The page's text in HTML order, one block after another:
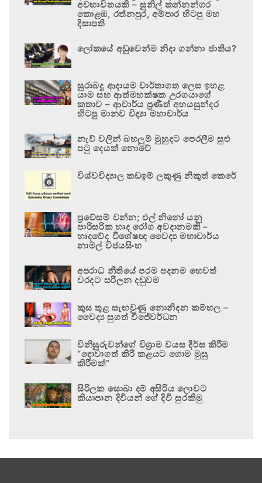
අවභාවිතයකි – සුනිල් කන්නන්ගර
කොළඹ, රත්නපුර, අම්පාර හිටපු මහ
දිසාපති
ලෝකයේ අඩුවෙන්ම නිදා ගන්නා ජාතිය?
සුරාබදු ආදායම වාර්තාගත ලෙස ඉහළ
යාම සහ ආත්මභක්ෂක උරගයාගේ
කතාව – ආචාර්ය ප්‍රණීත් අභයසුන්දර
හිටපු මානව විද්‍යා මහාචාර්ය
නැව් වලින් බහලුම් මුහුදට පෙරලීම සුළු
පටු දෙයක් නොවේ
විශ්වවිද්‍යාල කඩඉම් ලකුණු නිකුත් කෙරේ
ප්‍රවේසම් වන්න; එල් නිනෝ යනු
පාරිසරික හෘද රෝග අවදානමකි –
හෘදවේද විශේෂඥ වෛද්‍ය මහාචාර්ය
නාමල් විජයසිංහ
අපරාධ නීතියේ පරම පදනම හෙවත්
වරදට සරිලන දඬුවම
කුස තුළ සැඟවුණු නොනිදන කම්හල –
වෛද්‍ය සුගත් විජේවර්ධන
විනිසුරුවන්ගේ විශ්‍රාම වයස දීර්ඝ කිරීම
“දොවාගත් කිරි කළයට ගොම මුසු
කිරීමක්”
සිරිලක සොබා දම් අසිරිය ලොවට
කියාපාන දිවියන් ගේ දිවි සුරකිමු